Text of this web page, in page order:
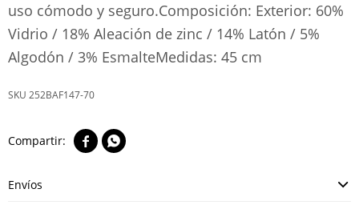
uso cómodo y seguro.Composición: Exterior: 60%
Vidrio / 18% Aleación de zinc / 14% Latón / 5%
Algodón / 3% EsmalteMedidas: 45 cm
252BAF147-70
 
Envíos